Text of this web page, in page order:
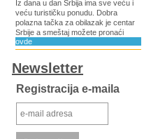
Iz dana u dan Srbija ima sve veću i
veću turističku ponudu. Dobra
polazna tačka za obilazak je centar
Srbije a smeštaj možete pronaći
ovde
Newsletter
Registracija e-maila